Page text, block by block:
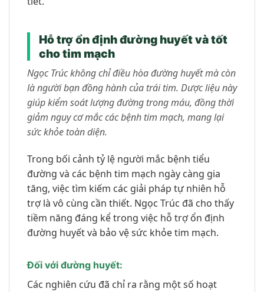
Hỗ trợ ổn định đường huyết và tốt
cho tim mạch
Ngọc Trúc không chỉ điều hòa đường huyết mà còn
là người bạn đồng hành của trái tim. Dược liệu này
giúp kiểm soát lượng đường trong máu, đồng thời
giảm nguy cơ mắc các bệnh tim mạch, mang lại
sức khỏe toàn diện.
Trong bối cảnh tỷ lệ người mắc bệnh tiểu
đường và các bệnh tim mạch ngày càng gia
tăng, việc tìm kiếm các giải pháp tự nhiên hỗ
trợ là vô cùng cần thiết. Ngọc Trúc đã cho thấy
tiềm năng đáng kể trong việc hỗ trợ ổn định
đường huyết và bảo vệ sức khỏe tim mạch.
Đối với đường huyết:
Các nghiên cứu đã chỉ ra rằng một số hoạt